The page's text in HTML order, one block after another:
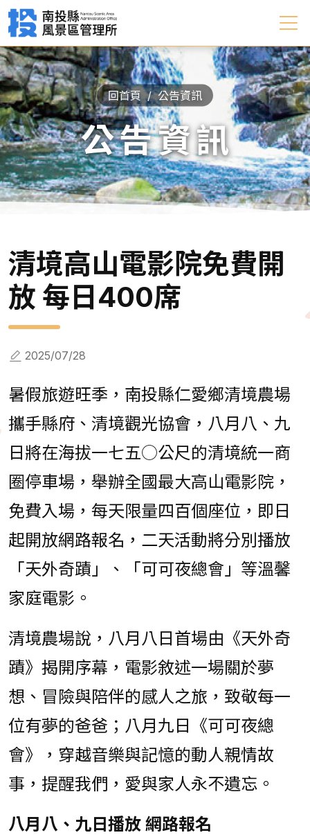
回首頁 公告資訊
公告資訊
清境高山電影院免費開
放 每日400席
2025/07/28
暑假旅遊旺季，南投縣仁愛鄉清境農場
攜手縣府、清境觀光協會，八月八、九
日將在海拔一七五○公尺的清境統一商
圈停車場，舉辦全國最大高山電影院，
免費入場，每天限量四百個座位，即日
起開放網路報名，二天活動將分別播放
「天外奇蹟」、「可可夜總會」等溫馨
家庭電影。
清境農場說，八月八日首場由《天外奇
蹟》揭開序幕，電影敘述一場關於夢
想、冒險與陪伴的感人之旅，致敬每一
位有夢的爸爸；八月九日《可可夜總
會》，穿越音樂與記憶的動人親情故
事，提醒我們，愛與家人永不遺忘。
八月八、九日播放 網路報名